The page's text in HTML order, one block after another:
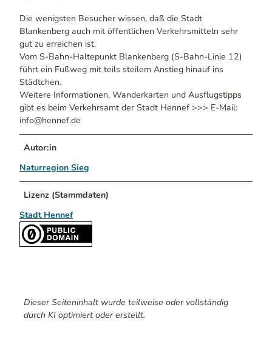
Die wenigsten Besucher wissen, daß die Stadt
Blankenberg auch mit öffentlichen Verkehrsmitteln sehr
gut zu erreichen ist.
Vom S-Bahn-Haltepunkt Blankenberg (S-Bahn-Linie 12)
führt ein Fußweg mit teils steilem Anstieg hinauf ins
Städtchen.
Weitere Informationen, Wanderkarten und Ausflugstipps
gibt es beim Verkehrsamt der Stadt Hennef >>> E-Mail:
info@hennef.de
Autor:in
Naturregion Sieg
Lizenz (Stammdaten)
Stadt Hennef
Dieser Seiteninhalt wurde teilweise oder vollständig
durch KI optimiert oder erstellt.